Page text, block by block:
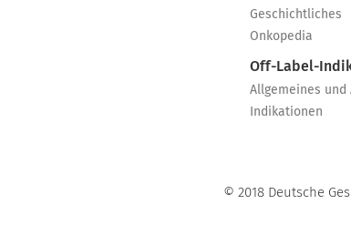
Geschichtliches
Onkopedia
Off-Label-
Allgemeines und
Indikationen
© 2018 Deutsche